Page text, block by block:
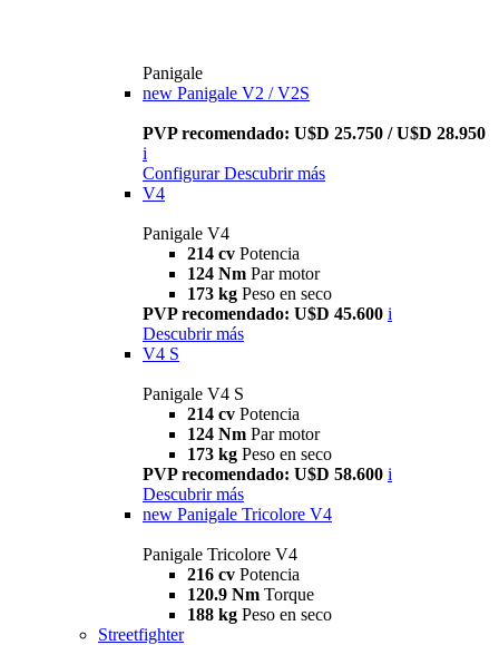
Panigale
new Panigale V2 / V2S
PVP recomendado: U$D 25.750 / U$D 28.950
i
Configurar Descubrir más
V4
Panigale V4
214 cv Potencia
124 Nm Par motor
173 kg Peso en seco
PVP recomendado: U$D 45.600 i
Descubrir más
V4 S
Panigale V4 S
214 cv Potencia
124 Nm Par motor
173 kg Peso en seco
PVP recomendado: U$D 58.600 i
Descubrir más
new Panigale Tricolore V4
Panigale Tricolore V4
216 cv Potencia
120.9 Nm Torque
188 kg Peso en seco
Streetfighter